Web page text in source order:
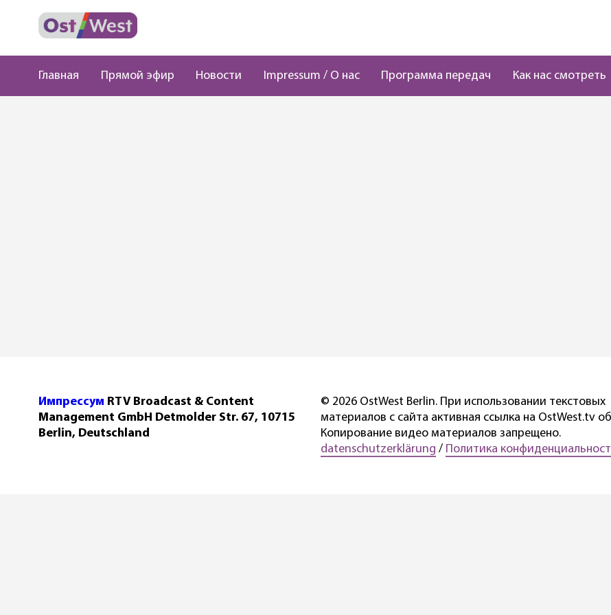
Главная Прямой эфир Новости Impressum / О нас Программа передач Как нас смотреть
Импрессум RTV Broadcast & Content
Management GmbH Detmolder Str. 67, 10715
Berlin, Deutschland
© 2026 OstWest Berlin. При использовании текстовых
материалов с сайта активная ссылка на OstWest.tv
Копирование видео материалов запрещено.
datenschutzerklärung / Политика